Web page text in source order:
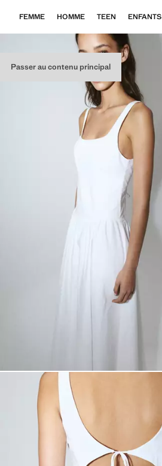
Passer au contenu principal
FEMME HOMME TEEN ENFANTS